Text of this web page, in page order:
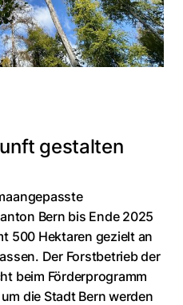
gestalten
Bern bis Ende 2025
500 Hektaren gezielt an
Der Forstbetrieb der
beim Förderprogramm
die Stadt Bern werden